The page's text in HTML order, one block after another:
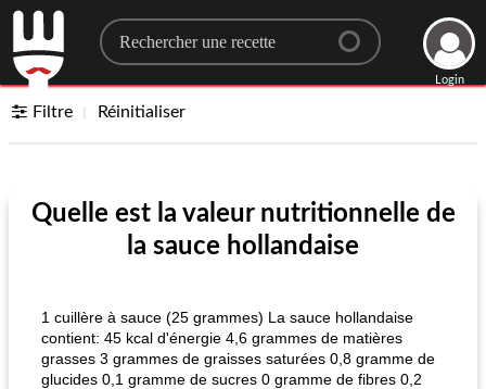
Search for a recipe
Login
Filtre Réinitialiser
Quelle est la valeur nutritionnelle de
la sauce hollandaise
1 cuillère à sauce (25 grammes) La sauce hollandaise
contient: 45 kcal d'énergie 4,6 grammes de matières
grasses 3 grammes de graisses saturées 0,8 gramme de
glucides 0,1 gramme de sucres 0 gramme de fibres 0,2